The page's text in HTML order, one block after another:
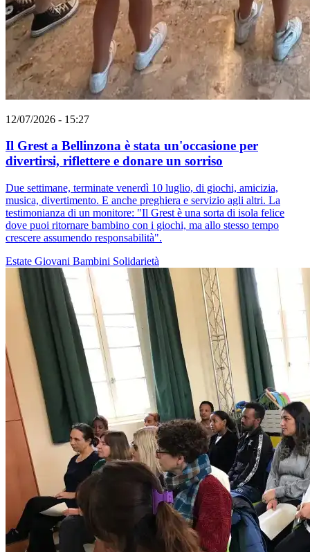
12/07/2026 - 15:27
Il Grest a Bellinzona è stata un'occasione per
divertirsi, riflettere e donare un sorriso
Due settimane, terminate venerdì 10 luglio, di giochi, amicizia,
musica, divertimento. E anche preghiera e servizio agli altri. La
testimonianza di un monitore: "Il Grest è una sorta di isola felice
dove puoi ritornare bambino con i giochi, ma allo stesso tempo
crescere assumendo responsabilità".
Estate Giovani Bambini Solidarietà